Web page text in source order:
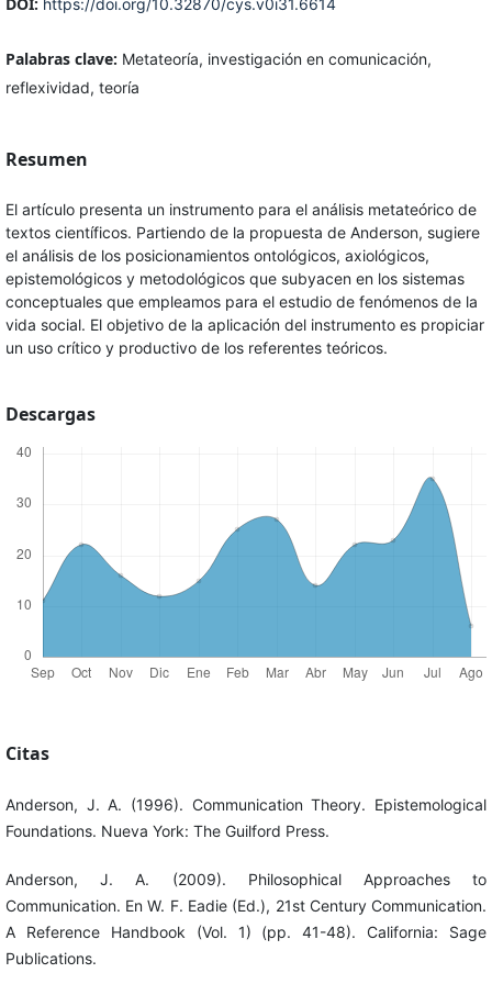
Palabras clave: Metateoría, investigación en comunicación,
reflexividad, teoría
Resumen
El artículo presenta un instrumento para el análisis metateórico de
textos científicos. Partiendo de la propuesta de Anderson, sugiere
el análisis de los posicionamientos ontológicos, axiológicos,
epistemológicos y metodológicos que subyacen en los sistemas
conceptuales que empleamos para el estudio de fenómenos de la
vida social. El objetivo de la aplicación del instrumento es propiciar
un uso crítico y productivo de los referentes teóricos.
Descargas
Citas
Anderson, J. A. (1996). Communication Theory. Epistemological
Foundations. Nueva York: The Guilford Press.
Anderson, J. A. (2009). Philosophical Approaches to
Communication. En W. F. Eadie (Ed.), 21st Century Communication.
A Reference Handbook (Vol. 1) (pp. 41-48). California: Sage
Publications.